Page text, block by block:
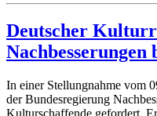
Deutscher
In einer Stellungnahme vom
der Bundesregierung
Kulturschaffende gefordert.